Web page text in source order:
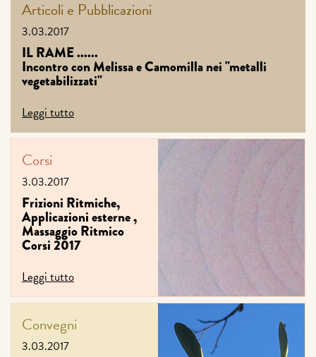
Articoli e Pubblicazioni
3.03.2017
IL RAME ......
Incontro con Melissa e Camomilla nei "metalli
vegetabilizzati"
Leggi tutto
Corsi
3.03.2017
Frizioni Ritmiche,
Applicazioni esterne ,
Massaggio Ritmico
Corsi 2017
Leggi tutto
Convegni
3.03.2017